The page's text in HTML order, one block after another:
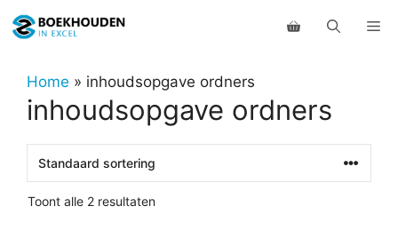
naar
inhoudHome » inhoudsopgave ordners
inhoudsopgave ordners
Toont alle 2 resultaten